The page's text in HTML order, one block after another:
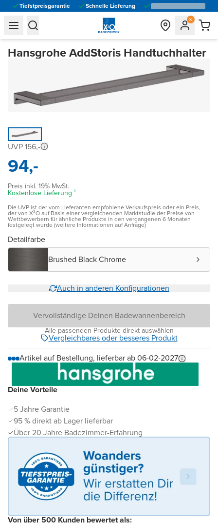
Tiefstpreisgarantie Schnelle Lieferung
general.navigation.toggle_menu.label
general.navigation.toggle_menu.label
Hansgrohe AddStoris Handtuchhalter
Deine Vorteile
5 Jahre Garantie
95 % direkt ab Lager lieferbar
Über 20 Jahre Badezimmer-Erfahrung
Von über 500 Kunden bewertet als:
UVP 156,-
94,-
Preis inkl. 19% MwSt.
Kostenlose Lieferung ¹
Die UVP ist der vom Lieferanten empfohlene Verkaufspreis oder ein Preis,
der von X²O auf Basis einer vergleichenden Marktstudie der Preise von
Wettbewerbern für ähnliche Produkte in den vergangenen 6 Monaten
festgelegt wurde (weitere Informationen auf Anfrage)
Detailfarbe
Brushed Black Chrome
Auch in anderen Konfigurationen
Vervollständige Deinen Badewannenbereich
Alle passenden Produkte direkt auswählen
Vergleichbares oder besseres Produkt
Artikel auf Bestellung, lieferbar ab 06-02-2027